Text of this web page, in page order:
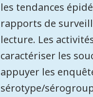
les tendances
rapports de
lecture. Les
caractériser les
appuyer les
sérotype/